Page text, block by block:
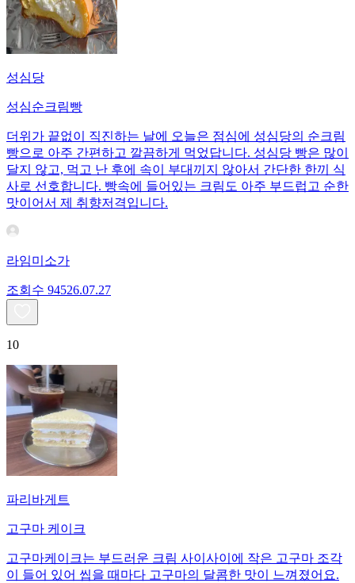
성심당
성심순크림빵
더위가 끝없이 직진하는 날에 오늘은 점심에 성심당의 순크림
빵으로 아주 간편하고 깔끔하게 먹었답니다. 성심당 빵은 많이
달지 않고, 먹고 난 후에 속이 부대끼지 않아서 간단한 한끼 식
사로 선호합니다. 빵속에 들어있는 크림도 아주 부드럽고 순한
맛이어서 제 취향저격입니다.
라임미소가
조회수 94526.07.27
10
파리바게트
고구마 케이크
고구마케이크는 부드러운 크림 사이사이에 작은 고구마 조각
이 들어 있어 씹을 때마다 고구마의 달콤한 맛이 느껴졌어요.